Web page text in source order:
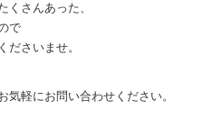
くさんあった、
で
ださいませ。
気軽にお問い合わせください。